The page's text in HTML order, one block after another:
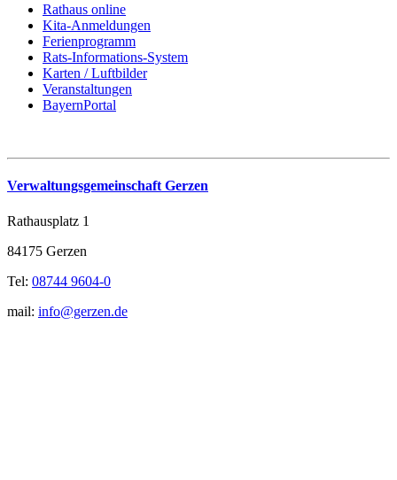
Rathaus online
Kita-Anmeldungen
Ferienprogramm
Rats-Informations-System
Karten / Luftbilder
Veranstaltungen
BayernPortal
Verwaltungsgemeinschaft Gerzen
Rathausplatz 1
84175 Gerzen
Tel: 08744 9604-0
mail: info@gerzen.de